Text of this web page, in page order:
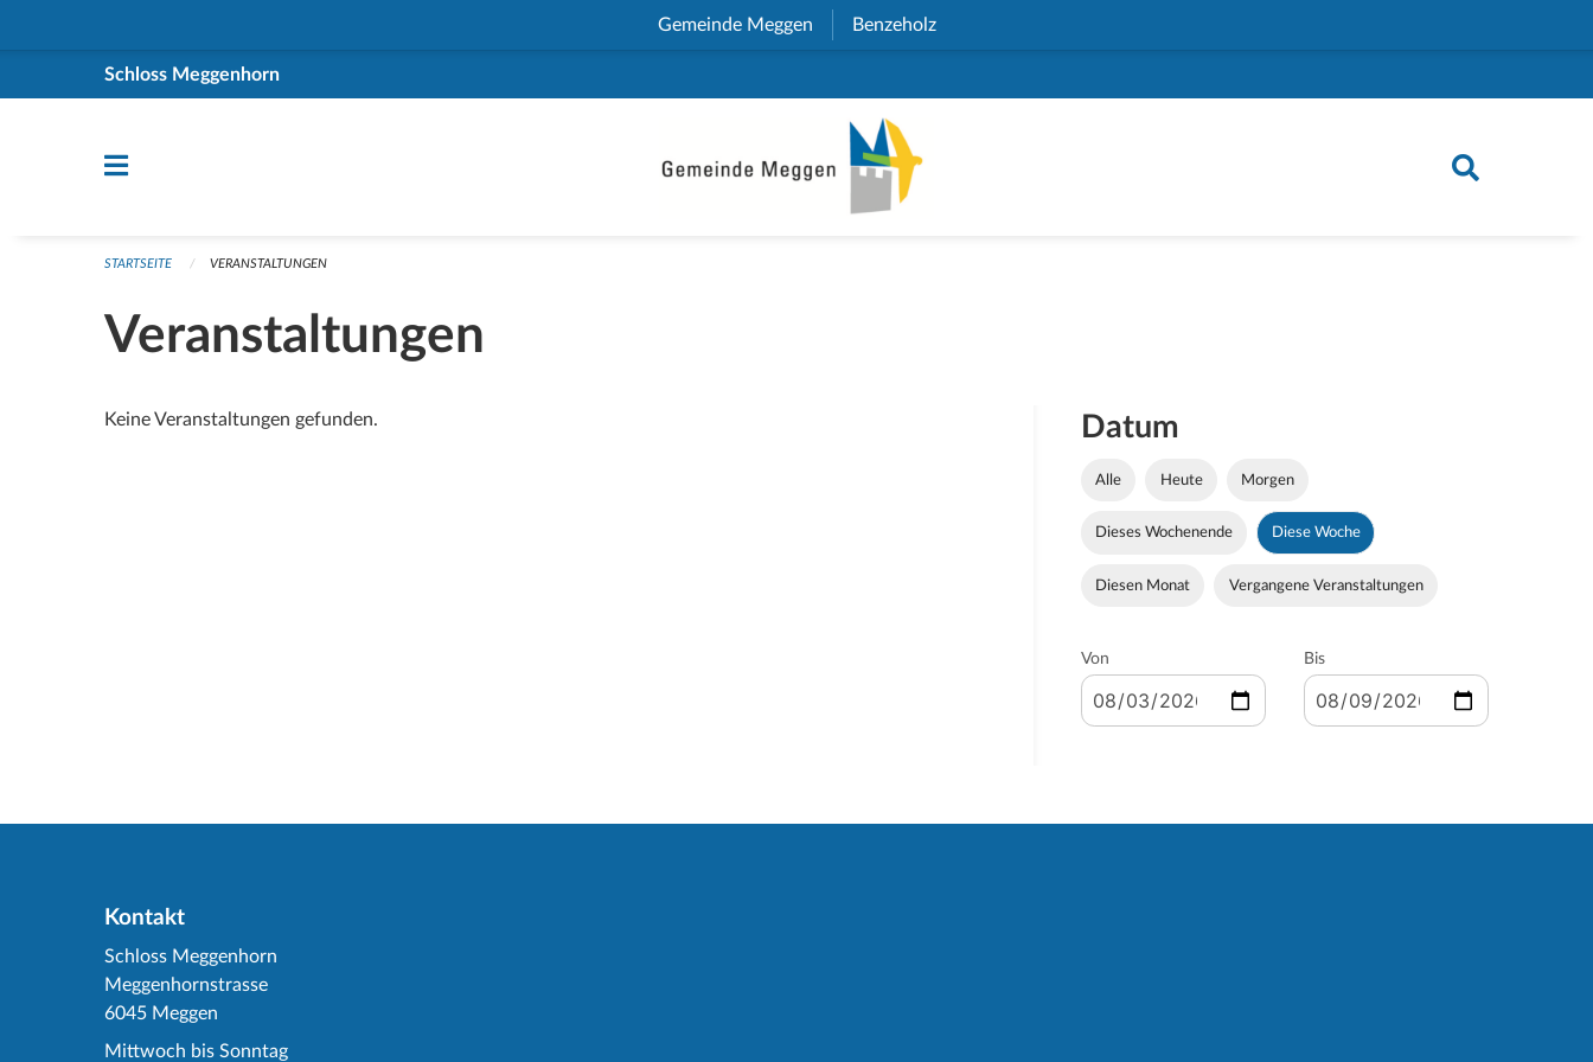
Gemeinde Meggen (External Link)
Benzeholz(External Link)
Schloss Meggenhorn
STARTSEITE VERANSTALTUNGEN
Veranstaltungen
Keine Veranstaltungen gefunden. Datum
Alle Heute Morgen
Dieses Wochenende Diese Woche
Diesen Monat Vergangene Veranstaltungen
Von Bis
Kontakt
Schloss Meggenhorn
Meggenhornstrasse
6045 Meggen
Mittwoch bis Sonntag